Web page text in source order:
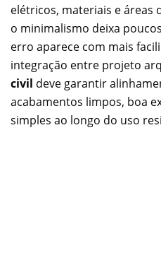
elétricos, materiais e áreas
o minimalismo deixa
erro aparece com mais
integração entre projeto
civil deve garantir
acabamentos limpos, boa
simples ao longo do uso